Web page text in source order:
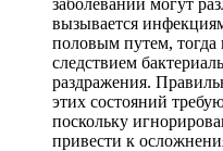
заболеваний могут
вызывается
половым путем,
следствием
раздражения.
этих состояний
поскольку
привести к